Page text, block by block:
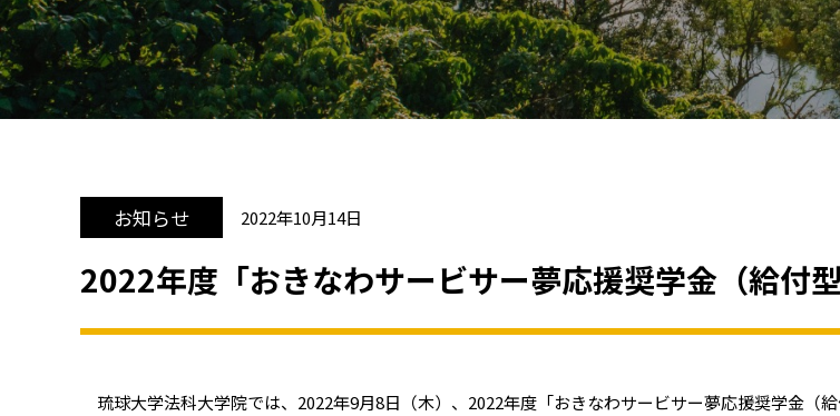
お知らせ 2022年10月14日
2022年度「おきなわサービサー夢応援奨学金（給付
琉球大学法科大学院では、2022年9月8日（木）、2022年度「おきなわサービサー夢応援奨学金（